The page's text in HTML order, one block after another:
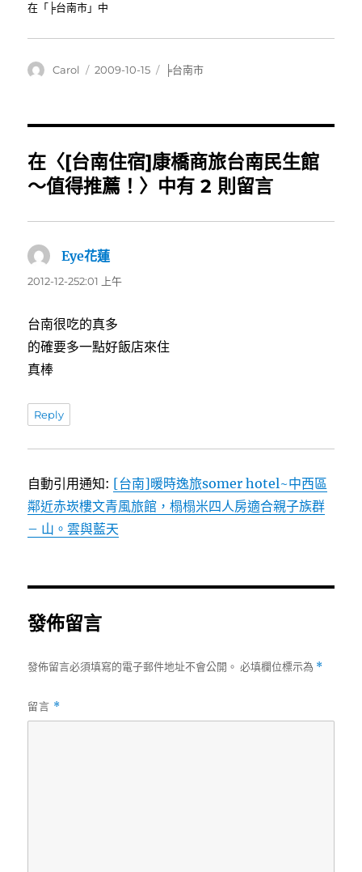
在「╞台南市」中
作
Carol
發
2009-10-15
分
╞台南市
在〈[台南住宿]康橋商旅台南民生館
～值得推薦！〉中有 2 則留言
Eye花蓮
示:
2012-12-252:01 上午
台南很吃的真多
的確要多一點好飯店來住
真棒
Reply
自動引用通知: [台南]暖時逸旅somer hotel~中西區
鄰近赤崁樓文青風旅館，榻榻米四人房適合親子族群
– 山。雲與藍天
發佈留言
發佈留言必須填寫的電子郵件地址不會公開。 必填欄位標示為 *
留言 *